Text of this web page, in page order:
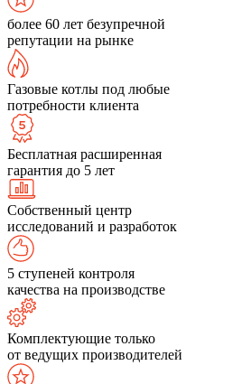
более 60 лет безупречной
репутации на рынке
Газовые котлы под любые
потребности клиента
Бесплатная расширенная
гарантия до 5 лет
Собственный центр
исследований и разработок
5 ступеней контроля
качества на производстве
Комплектующие только
от ведущих производителей